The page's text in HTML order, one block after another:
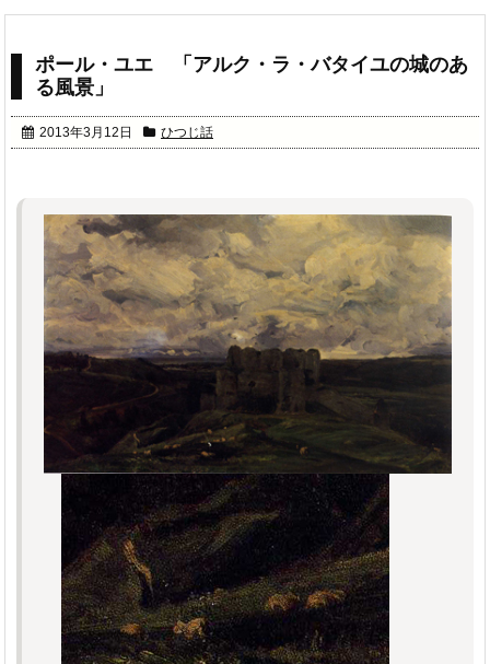
ポール・ユエ 「アルク・ラ・バタイユの城のあ
る風景」
2013年3月12日 ひつじ話